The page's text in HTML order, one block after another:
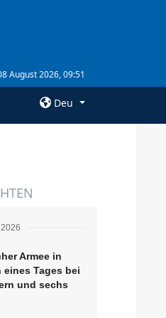
August 2026, 09:51
Deu
Armee in
Tages bei
und sechs